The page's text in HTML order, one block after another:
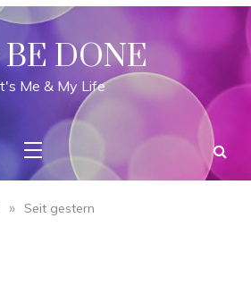
DONE
Me & My Life
» Seit gestern